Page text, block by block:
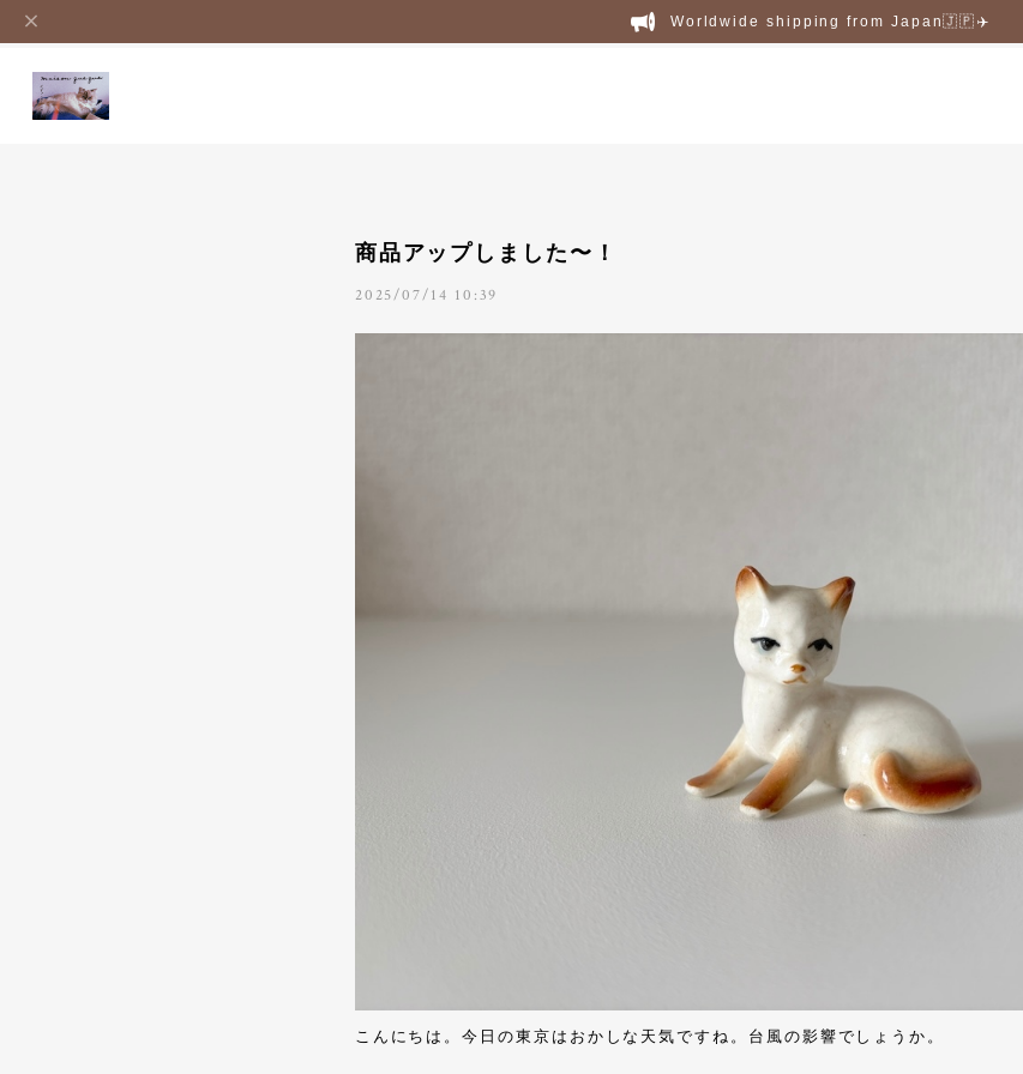
Worldwide shipping from Japan🇯🇵✈️
商品アップしました〜！
2025/07/14 10:39
こんにちは。今日の東京はおかしな天気ですね。台風の影響でしょうか。